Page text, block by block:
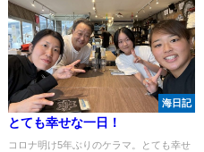
海日記
とても幸せな一日！
コロナ明け5年ぶりのケラマ。とても幸せ